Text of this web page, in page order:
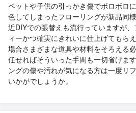
ペットや子供の引っかき傷でボロボロ
色してしまったフローリングが新品同
近DIYでの張替えも流行っていますが
ィーかつ確実にきれいに仕上げてもら
場合さまざまな道具や材料をそろえる
任せればそういった手間も一切省けま
ングの傷や汚れが気になる方は一度リ
いかがでしょうか。